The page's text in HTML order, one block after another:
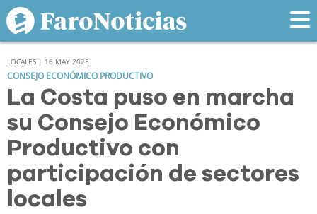
LOCALES | 16 MAY 2025
CONSEJO ECONÓMICO PRODUCTIVO
La Costa puso en marcha
su Consejo Económico
Productivo con
participación de sectores
locales